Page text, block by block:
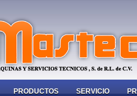
PRODUCTOS SERVICIO